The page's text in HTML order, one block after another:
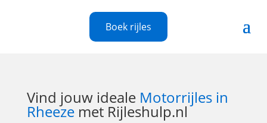
Boek rijles
Vind jouw ideale Motorrijles in
Rheezemet Rijleshulp.nl